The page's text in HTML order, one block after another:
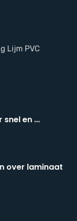
Lijm PVC
en ...
over laminaat